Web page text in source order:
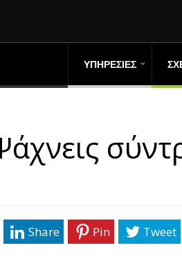
ΥΠΗΡΕΣΙΕΣ
Tweet
Pin
Share